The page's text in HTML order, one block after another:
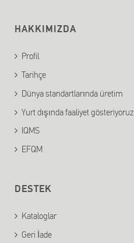
HAKKIMIZDA
Profil
Tarihçe
Dünya standartlarında üretim
Yurt dışında faaliyet gösteriyoruz
IQMS
EFQM
DESTEK
Kataloglar
Geri İade